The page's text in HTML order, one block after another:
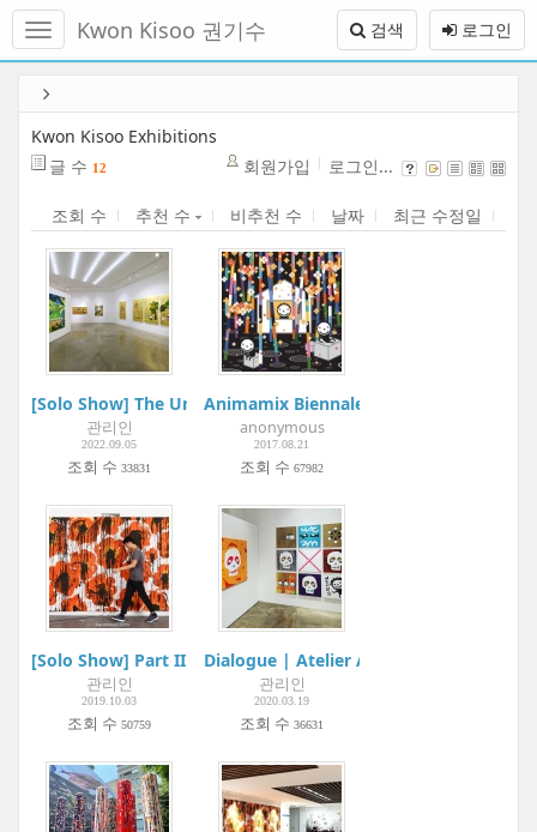
메
토
로그인
검색
Kwon Kisoo 권기수
Kwon Kisoo Exhibitions
글 수 12 회원가입 로그인...
조회 수 추천 수 비추천 수 날짜 최근 수정일
[Solo Show] The Universe in the Golden Eye | Atelier Aki
관리인
2022.09.05
조회 수 33831
Animamix Biennale 2017: Myth &
anonymous
2017.08.21
조회 수 67982
[Solo Show] Part II : 드로잉 Drawing | ARELIER AKI
관리인
2019.10.03
조회 수 50759
Dialogue | Atelier Aki
관리인
2020.03.19
조회 수 36631